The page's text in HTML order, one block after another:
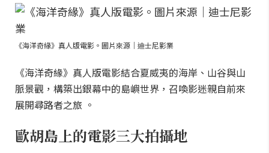
《海洋奇緣》真人版電影。圖片來源｜迪士尼影業
《海洋奇緣》真人版電影結合夏威夷的海岸、山谷與山
脈景觀，構築出銀幕中的島嶼世界，召喚影迷親自前來
展開尋路者之旅 。
歐胡島上的電影三大拍攝地